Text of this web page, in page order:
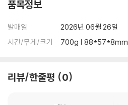
품목정보
발매일
2026년 06월 26일
시간/무게/크기
700g | 88*57*8mm
리뷰/한줄평 0